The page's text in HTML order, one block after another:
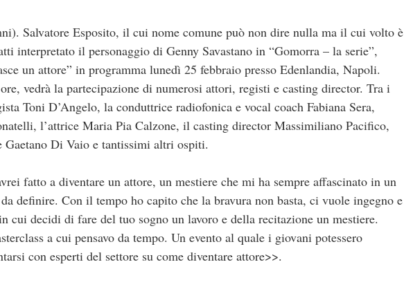
Salvatore Esposito, il cui nome comune può non dire nulla ma il cui volto è
interpretato il personaggio di Genny Savastano in “Gomorra – la serie”,
un attore” in programma lunedì 25 febbraio presso Edenlandia, Napoli.
vedrà la partecipazione di numerosi attori, registi e casting director. Tra i
Toni D’Angelo, la conduttrice radiofonica e vocal coach Fabiana Sera,
l’attrice Maria Pia Calzone, il casting director Massimiliano Pacifico,
Di Vaio e tantissimi altri ospiti.
fatto a diventare un attore, un mestiere che mi ha sempre affascinato in un
definire. Con il tempo ho capito che la bravura non basta, ci vuole ingegno e
cui decidi di fare del tuo sogno un lavoro e della recitazione un mestiere.
a cui pensavo da tempo. Un evento al quale i giovani potessero
con esperti del settore su come diventare attore>>.